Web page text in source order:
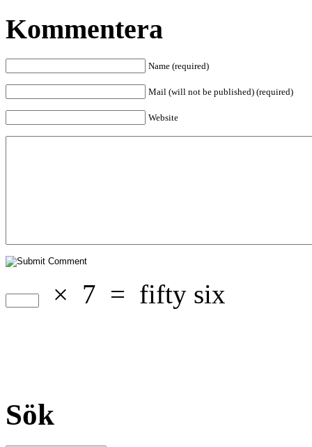
Kommentera
Name (required)
Mail (will not be published) (required)
Website
× 7 = fifty six
Sök